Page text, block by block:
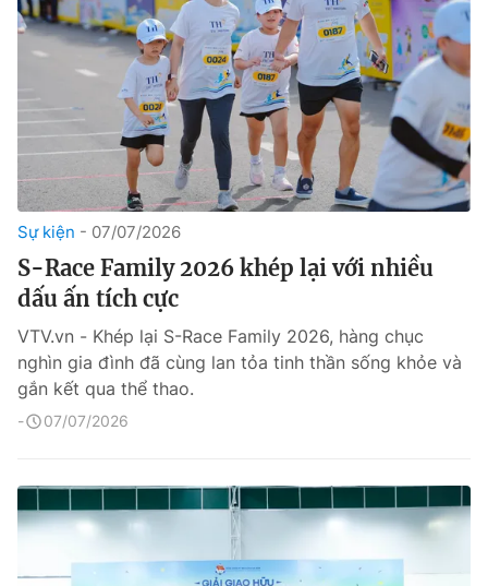
Sự kiện 07/07/2026
S-Race Family 2026 khép lại với nhiều
dấu ấn tích cực
VTV.vn - Khép lại S-Race Family 2026, hàng chục
nghìn gia đình đã cùng lan tỏa tinh thần sống khỏe và
gắn kết qua thể thao.
07/07/2026